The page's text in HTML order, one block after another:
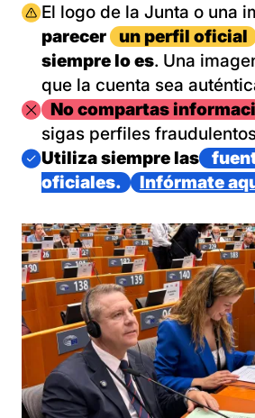
Imagen
El logo de la Junta o una
parecer
un perfil oficial
siempre lo es. Una
que la cuenta sea
ImagenNo compartas
sigas perfiles
Imagen
Utiliza siempre las
oficiales.
Infórmate